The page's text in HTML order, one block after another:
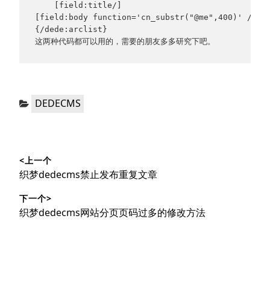
    [field:title/]
[field:body function='cn_substr("@me",400)' /]
{/dede:arclist}
这两种代码都可以用的，需要的朋友多多研究下吧。
分
DEDECMS
章
导
航
<上一个
上
文
章：
织梦dedecms禁止发布重复文章
下一个>
下
织梦dedecms网站分页页码过多的修改方法